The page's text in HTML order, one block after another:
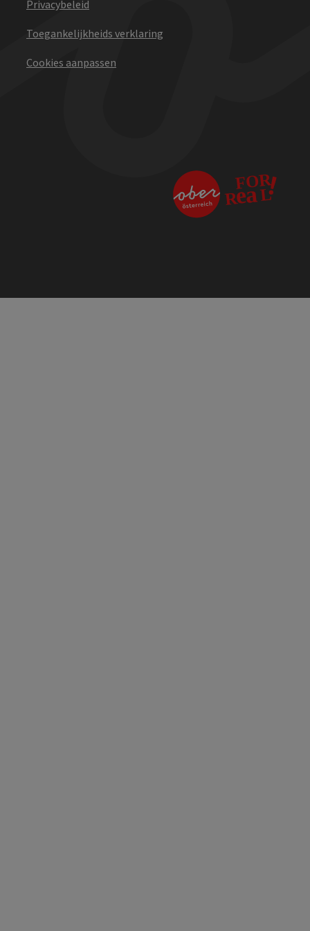
Privacybeleid
Toegankelijkheids verklaring
Cookies aanpassen